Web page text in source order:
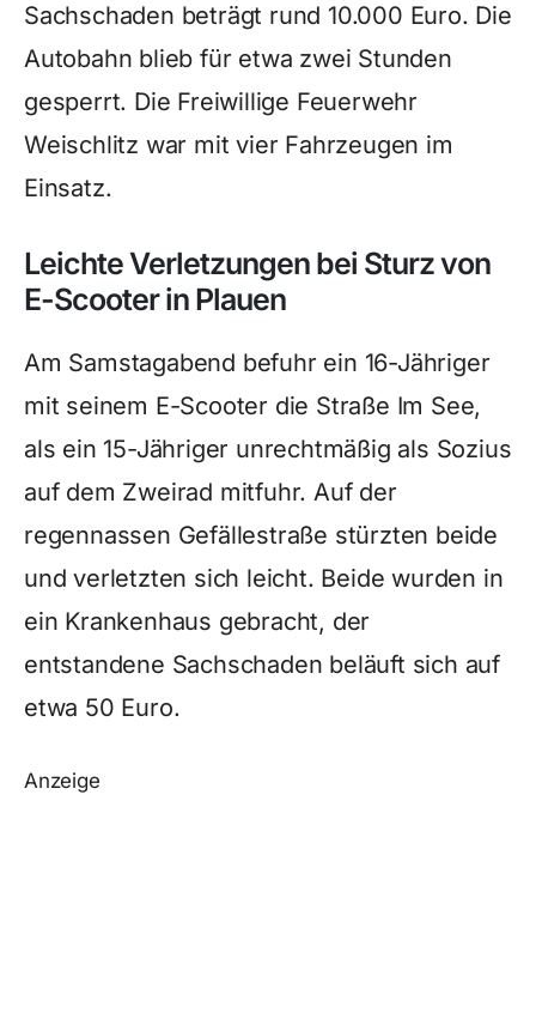
Sachschaden beträgt rund 10.000 Euro. Die
Autobahn blieb für etwa zwei Stunden
gesperrt. Die Freiwillige Feuerwehr
Weischlitz war mit vier Fahrzeugen im
Einsatz.
Leichte Verletzungen bei Sturz von
E-Scooter in Plauen
Am Samstagabend befuhr ein 16-Jähriger
mit seinem E-Scooter die Straße Im See,
als ein 15-Jähriger unrechtmäßig als Sozius
auf dem Zweirad mitfuhr. Auf der
regennassen Gefällestraße stürzten beide
und verletzten sich leicht. Beide wurden in
ein Krankenhaus gebracht, der
entstandene Sachschaden beläuft sich auf
etwa 50 Euro.
Anzeige